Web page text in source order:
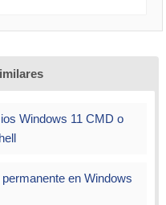
Windows 11 CMD o
en Windows